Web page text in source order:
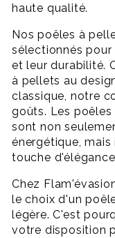
haute qualité.
Nos poêles à
sélectionnés
et leur durabilité.
à pellets au
classique, notre
goûts. Les
sont non
énergétique,
touche
Chez
le choix d'un
légère. C'est
votre disposition